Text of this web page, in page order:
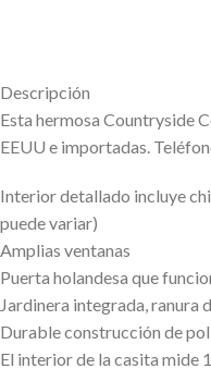
Descripción
Esta hermosa Countryside
EEUU e importadas.
Interior detallado incluye
puede variar)
Amplias ventanas
Puerta holandesa que
Jardinera integrada,
Durable construcción de
El interior de la casita mide